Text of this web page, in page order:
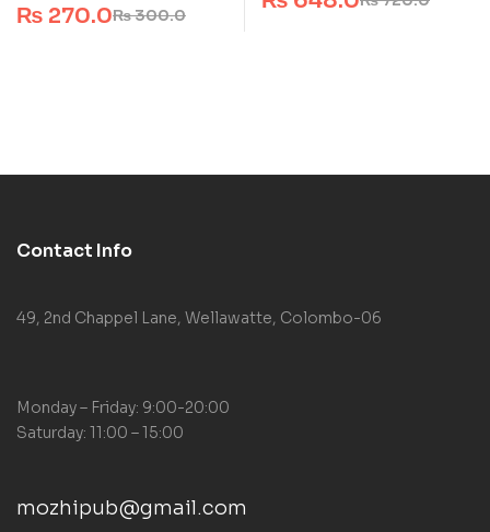
₨300.0
₨ 270.0
Contact Info
49, 2nd Chappel Lane, Wellawatte, Colombo-06
Monday – Friday: 9:00-20:00
Saturday: 11:00 – 15:00
mozhipub@gmail.com